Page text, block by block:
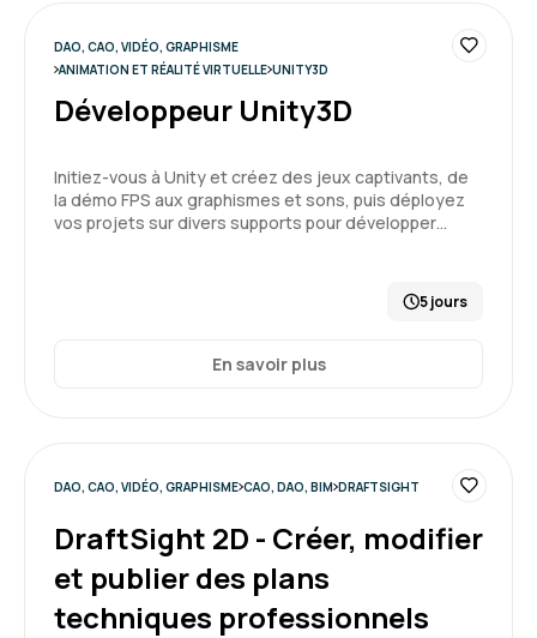
DAO, CAO, VIDÉO, GRAPHISME
ANIMATION ET RÉALITÉ VIRTUELLE UNITY3D
Développeur Unity3D
Initiez-vous à Unity et créez des jeux captivants, de
la démo FPS aux graphismes et sons, puis déployez
vos projets sur divers supports pour développer…
5 jours
En savoir plus
DAO, CAO, VIDÉO, GRAPHISME CAO, DAO, BIM DRAFTSIGHT
DraftSight 2D - Créer, modifier
et publier des plans
techniques professionnels